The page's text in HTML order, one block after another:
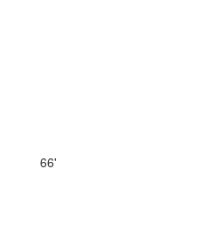
66'